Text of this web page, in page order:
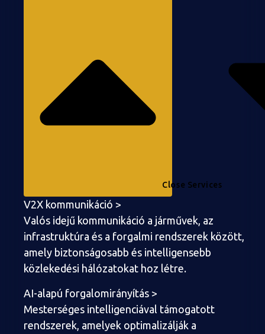
Close Services
V2X kommunikáció >
Valós idejű kommunikáció a járművek, az
infrastruktúra és a forgalmi rendszerek között,
amely biztonságosabb és intelligensebb
közlekedési hálózatokat hoz létre.
AI-alapú forgalomirányítás >
Mesterséges intelligenciával támogatott
rendszerek, amelyek optimalizálják a